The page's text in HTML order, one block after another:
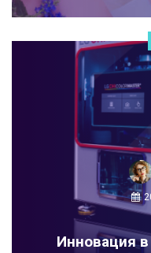
Инновация